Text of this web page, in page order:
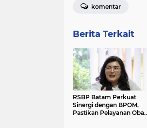
komentar
Berita Terkait
RSBP Batam Perkuat
Sinergi dengan BPOM,
Pastikan Pelayanan Obat